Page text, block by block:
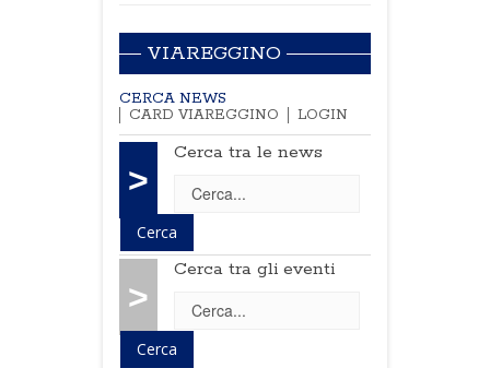
VIAREGGINO
CERCA NEWS
CARD VIAREGGINO
LOGIN
>
Cerca tra le news
>
Cerca tra gli eventi